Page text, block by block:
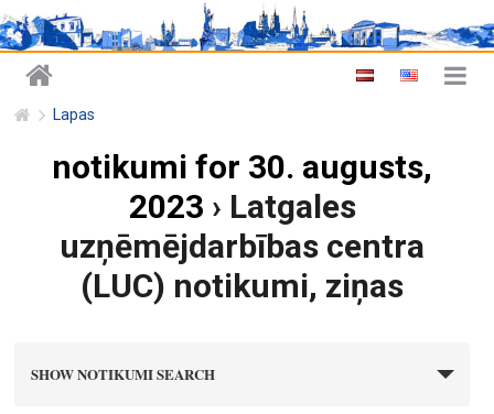
Lapas
notikumi for 30. augusts,
2023 › Latgales
uzņēmējdarbības centra
(LUC) notikumi, ziņas
SHOW NOTIKUMI SEARCH